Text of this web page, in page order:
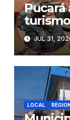
Pucará
JUL 31,
LOCAL